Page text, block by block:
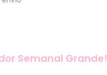
Semanal Grande!